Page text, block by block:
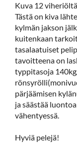
Kuva 12
Tästä on kiva
kylmän jakson
kuitenkaan
tasalaatuiset
tavoitteena on
typpitasoja
pärjäämisen
ja säästää
vähentyessä.
Hyviä pelejä!